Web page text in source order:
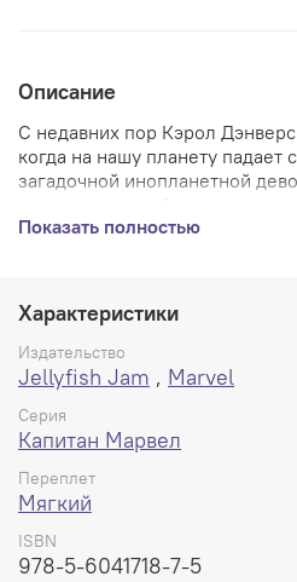
Описание
С недавних пор Кэрол
когда на нашу планету падает
загадочной инопланетной
космос! Ей предстоит схватка
только новые друзья, но и
Галактики!
В сборник вошли комиксы
Мягкий переплет, 160х250 мм.,
Показать полностью
Характеристики
Издательство
Jellyfish Jam , Marvel
Серия
Капитан Марвел
Переплет
Мягкий
ISBN
978-5-6041718-7-5